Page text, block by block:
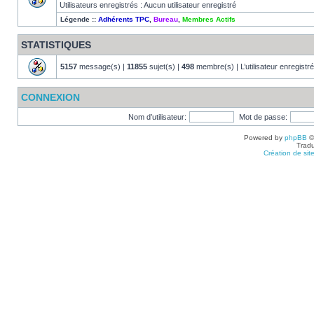
Utilisateurs enregistrés : Aucun utilisateur enregistré
Légende :: Adhérents TPC Bureau Membres Actifs
STATISTIQUES
5157 message(s) | 11855 sujet(s) | 498 membre(s) | L’utilisateur
CONNEXION
Nom d’utilisateur: Mot de passe:
Powered by phpBB
Création de